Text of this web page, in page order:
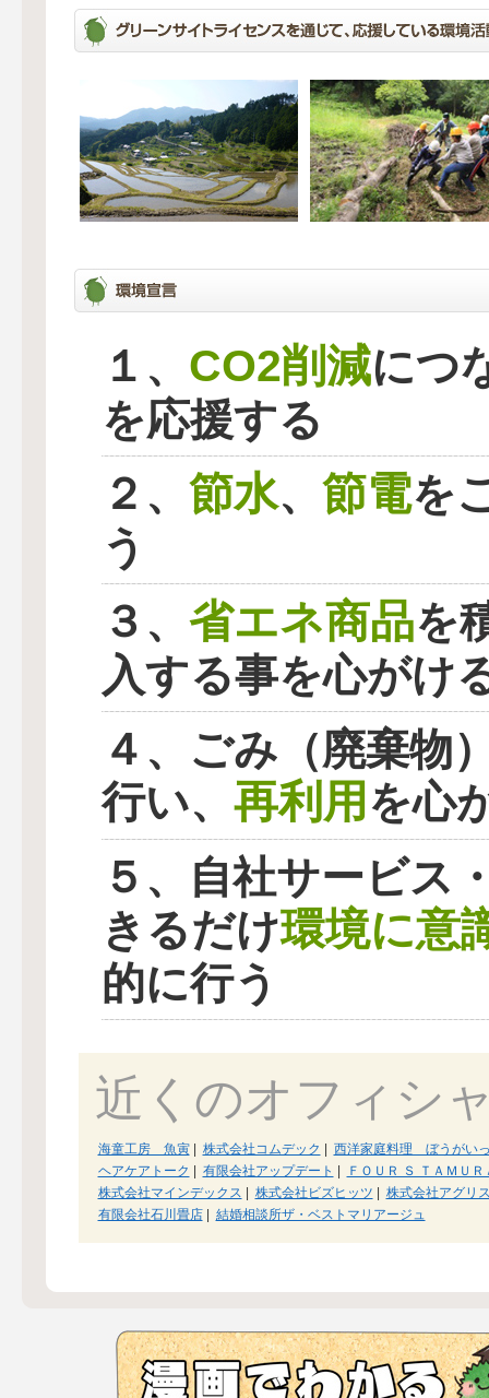
１、 CO2削減につ
を応援する
２、 節水、 節電を
う
３、 省エネ商品を
入する事を心がけ
４、ごみ（廃棄物
行い、 再利用を心
５、自社サービス
きるだけ環境に意
的に行う
近くのオフィシ
海童工房 魚寅| 株式会社コムデック
西洋家庭料理 ぼうがい
ヘアケアトーク
有限会社アップデート
ＦＯＵＲ Ｓ ＴＡＭＵ
株式会社マインデックス
株式会社ビズヒッツ
株式会社アグリ
有限会社石川畳店| 結婚相談所ザ・ベストマリアージュ